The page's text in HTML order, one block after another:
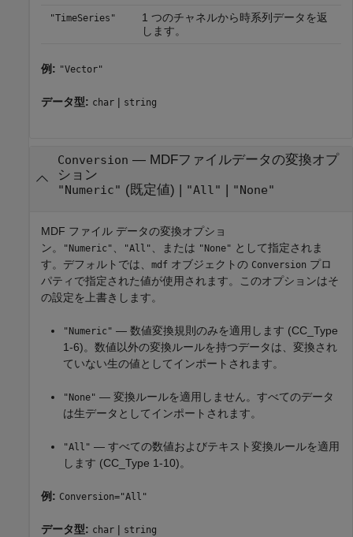
"TimeSeries"
1 つのチャネルから時系列データを返
します。
例: "Vector"
データ型: char | string
Conversion — MDFファイルデータの変換オプ
ション
"Numeric" (既定値) | "All" | "None"
MDF ファイル データの変換オプショ
ン。
"Numeric" 、 "All" 、または "None" として指定されま
す。デフォルトでは、 mdf オブジェクトの Conversion プロ
パティで指定された値が使用されます。このオプションはそ
の設定を上書きします。
"Numeric" — 数値変換規則のみを適用します (CC_Type
1-6)。数値以外の変換ルールを持つデータは、変換され
ていない生の値としてインポートされます。
"None" — 変換ルールを適用しません。すべてのデータ
は生データとしてインポートされます。
"All" — すべての数値およびテキスト変換ルールを適用
します (CC_Type 1-10)。
例: Conversion="All"
データ型: char | string